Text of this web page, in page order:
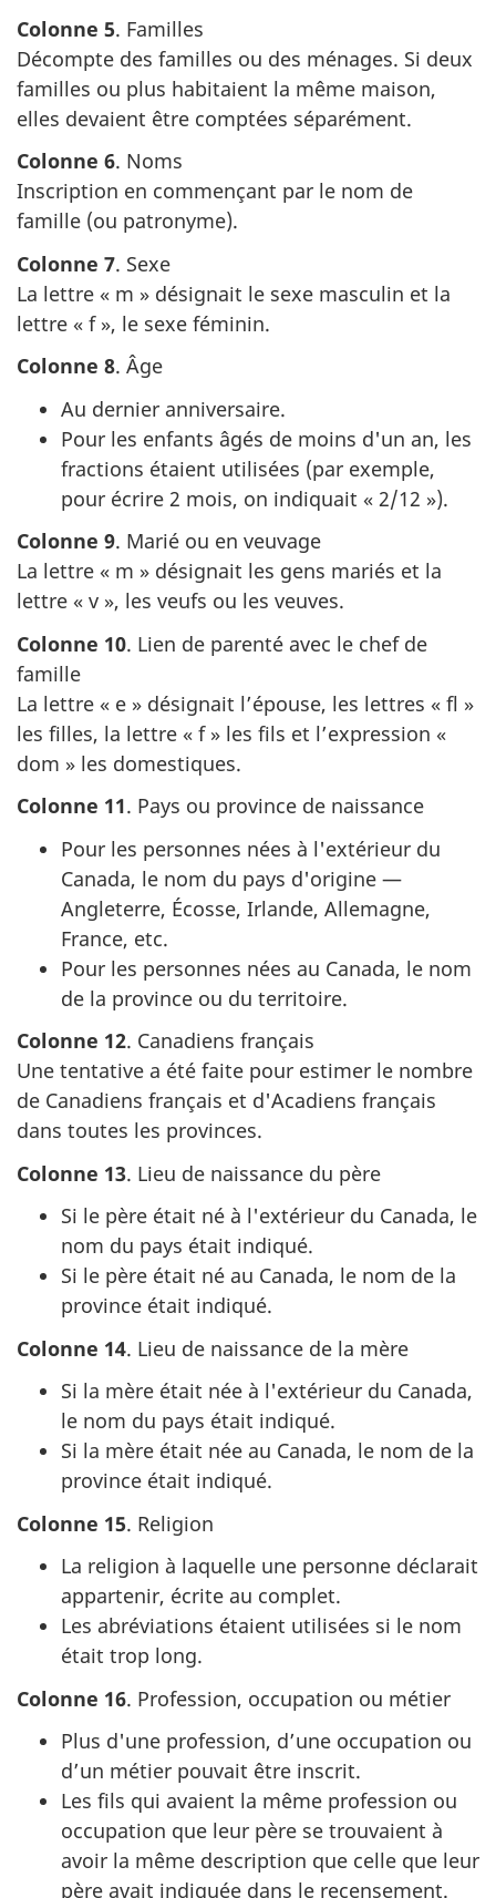
Colonne 5. Familles
Décompte des familles ou des ménages. Si deux
familles ou plus habitaient la même maison,
elles devaient être comptées séparément.
Colonne 6. Noms
Inscription en commençant par le nom de
famille (ou patronyme).
Colonne 7. Sexe
La lettre « m » désignait le sexe masculin et la
lettre « f », le sexe féminin.
Colonne 8. Âge
Au dernier anniversaire.
Pour les enfants âgés de moins d'un an, les
fractions étaient utilisées (par exemple,
pour écrire 2 mois, on indiquait « 2/12 »).
Colonne 9. Marié ou en veuvage
La lettre « m » désignait les gens mariés et la
lettre « v », les veufs ou les veuves.
Colonne 10. Lien de parenté avec le chef de
famille
La lettre « e » désignait l’épouse, les lettres « fl »
les filles, la lettre « f » les fils et l’expression «
dom » les domestiques.
Colonne 11. Pays ou province de naissance
Pour les personnes nées à l'extérieur du
Canada, le nom du pays d'origine —
Angleterre, Écosse, Irlande, Allemagne,
France, etc.
Pour les personnes nées au Canada, le nom
de la province ou du territoire.
Colonne 12. Canadiens français
Une tentative a été faite pour estimer le nombre
de Canadiens français et d'Acadiens français
dans toutes les provinces.
Colonne 13. Lieu de naissance du père
Si le père était né à l'extérieur du Canada, le
nom du pays était indiqué.
Si le père était né au Canada, le nom de la
province était indiqué.
Colonne 14. Lieu de naissance de la mère
Si la mère était née à l'extérieur du Canada,
le nom du pays était indiqué.
Si la mère était née au Canada, le nom de la
province était indiqué.
Colonne 15. Religion
La religion à laquelle une personne déclarait
appartenir, écrite au complet.
Les abréviations étaient utilisées si le nom
était trop long.
Colonne 16. Profession, occupation ou métier
Plus d'une profession, d’une occupation ou
d’un métier pouvait être inscrit.
Les fils qui avaient la même profession ou
occupation que leur père se trouvaient à
avoir la même description que celle que leur
père avait indiquée dans le recensement.